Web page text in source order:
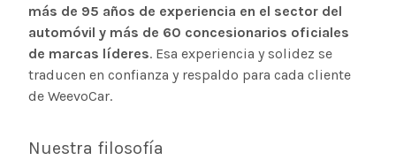
más de 95 años de experiencia en el sector del
automóvil y más de 60 concesionarios oficiales
de marcas líderes. Esa experiencia y solidez se
traducen en confianza y respaldo para cada cliente
de WeevoCar.
Nuestra filosofía